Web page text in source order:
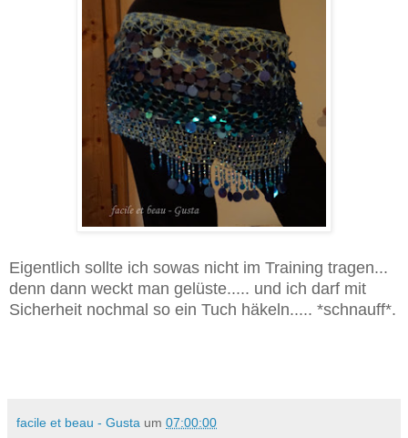
Eigentlich sollte ich sowas nicht im Training tragen...
denn dann weckt man gelüste..... und ich darf mit
Sicherheit nochmal so ein Tuch häkeln..... *schnauff*.
facile et beau - Gusta um 07:00:00